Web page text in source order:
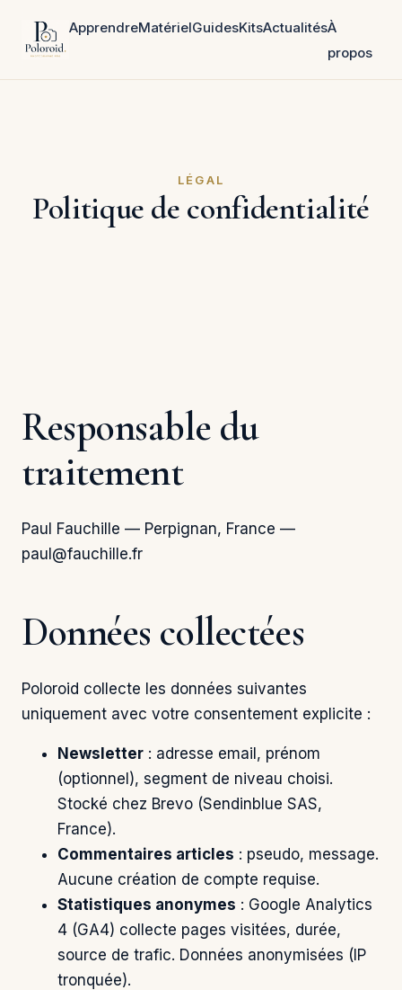
ApprendreMatérielGuidesKitsActualitésÀ
propos
LÉGAL
Politique de confidentialité
Responsable du
traitement
Paul Fauchille — Perpignan, France —
paul@fauchille.fr
Données collectées
Poloroid collecte les données suivantes
uniquement avec votre consentement explicite :
Newsletter : adresse email, prénom
(optionnel), segment de niveau choisi.
Stocké chez Brevo (Sendinblue SAS,
France).
Commentaires articles : pseudo, message.
Aucune création de compte requise.
Statistiques anonymes : Google Analytics
4 (GA4) collecte pages visitées, durée,
source de trafic. Données anonymisées (IP
tronquée).